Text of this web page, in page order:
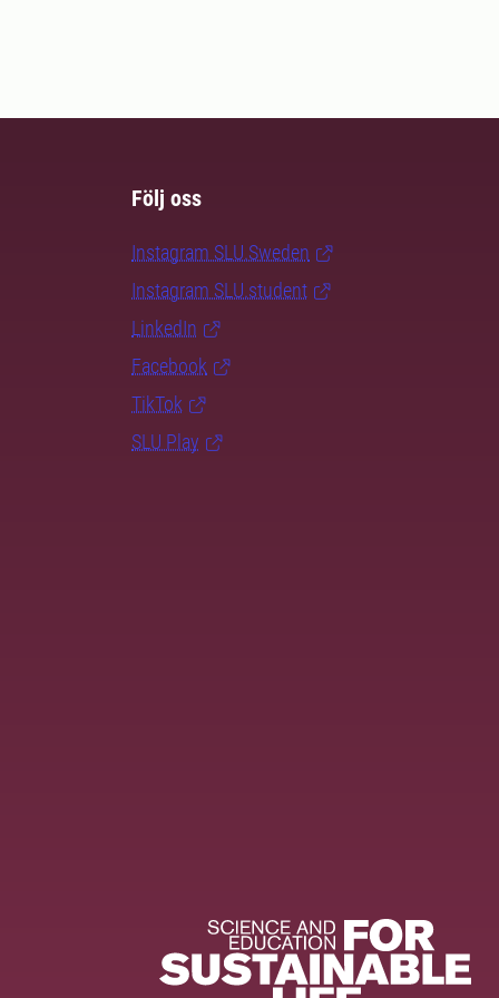
Följ oss
Instagram SLU.Sweden
Instagram SLU.student
LinkedIn
Facebook
TikTok
SLU Play